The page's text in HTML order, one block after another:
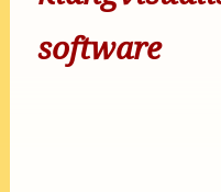
software